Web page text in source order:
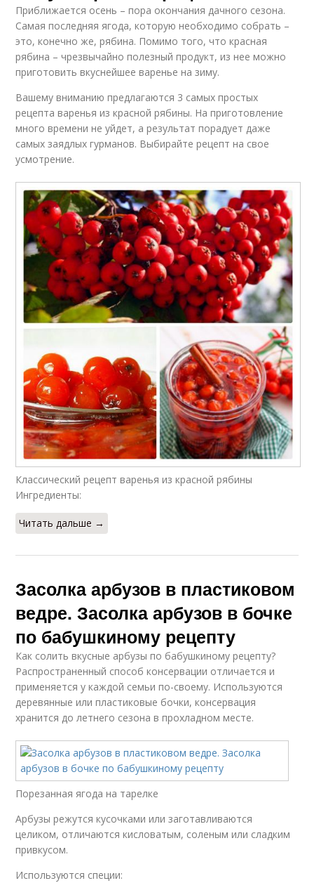
Приближается осень – пора окончания дачного сезона.
Самая последняя ягода, которую необходимо собрать –
это, конечно же, рябина. Помимо того, что красная
рябина – чрезвычайно полезный продукт, из нее можно
приготовить вкуснейшее варенье на зиму.
Вашему вниманию предлагаются 3 самых простых
рецепта варенья из красной рябины. На приготовление
много времени не уйдет, а результат порадует даже
самых заядлых гурманов. Выбирайте рецепт на свое
усмотрение.
Классический рецепт варенья из красной рябины
Ингредиенты:
Читать дальше →
Засолка арбузов в пластиковом
ведре. Засолка арбузов в бочке
по бабушкиному рецепту
Как солить вкусные арбузы по бабушкиному рецепту?
Распространенный способ консервации отличается и
применяется у каждой семьи по-своему. Используются
деревянные или пластиковые бочки, консервация
хранится до летнего сезона в прохладном месте.
Порезанная ягода на тарелке
Арбузы режутся кусочками или заготавливаются
целиком, отличаются кисловатым, соленым или сладким
привкусом.
Используются специи: